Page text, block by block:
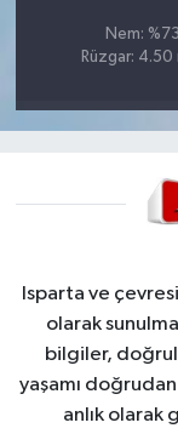
Nem: %73
Rüzgar: 4.50
Isparta ve
olarak
bilgiler,
yaşamı
anlık olarak